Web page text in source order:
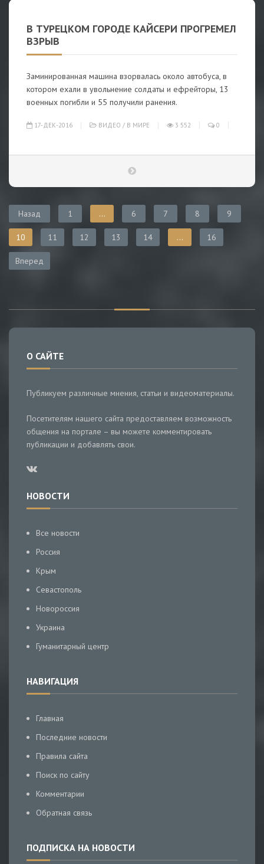
В ТУРЕЦКОМ ГОРОДЕ КАЙСЕРИ ПРОГРЕМЕЛ
ВЗРЫВ
Заминированная машина взорвалась около автобуса, в
котором ехали в увольнение солдаты и ефрейторы, 13
военных погибли и 55 получили ранения.
17-ДЕК-2016 ВИДЕО / В МИРЕ 3 552 0
Назад 1 ... 6 7 8 9
10 11 12 13 14 ... 16
Вперед
О САЙТЕ
Публикуем различные мнения, статьи и видеоматериалы.
Посетителям нашего сайта предоставляем возможность
общения на портале – вы можете комментировать
публикации и добавлять свои.
НОВОСТИ
Все новости
Россия
Крым
Севастополь
Новороссия
Украина
Гуманитарный центр
НАВИГАЦИЯ
Главная
Последние новости
Правила сайта
Поиск по сайту
Комментарии
Обратная связь
ПОДПИСКА НА НОВОСТИ